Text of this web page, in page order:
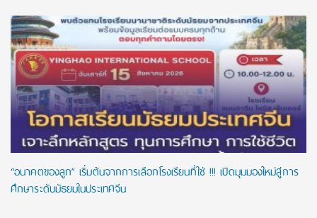
“อนาคตของลูก” เริ่มต้นจากการเลือกโรงเรียนที่ใช่ !!! เปิดมุมมองใหม่สู่การ
ศึกษาระดับมัธยมในประเทศจีน